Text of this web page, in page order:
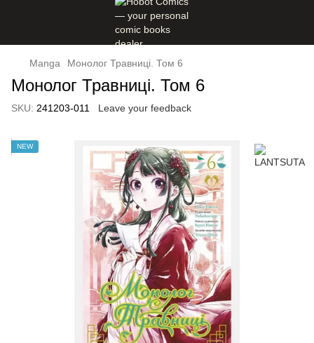
Manga Монолог Травниці. Том 6
Монолог Травниці. Том 6
SKU: 241203-011 Leave your feedback
NEW